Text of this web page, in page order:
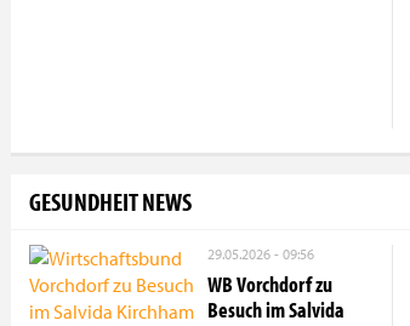
GESUNDHEIT NEWS
29.05.2026 - 09:56
WB Vorchdorf zu
Besuch im Salvida